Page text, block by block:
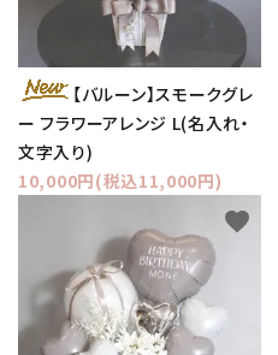
【バルーン】スモークグレ
ー フラワーアレンジ L(名入れ・
文字入り)
10,000円(税込11,000円)
favorite